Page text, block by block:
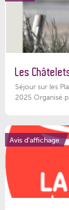
Les
Séjour sur les
2025 Organisé
Avis d'affichage